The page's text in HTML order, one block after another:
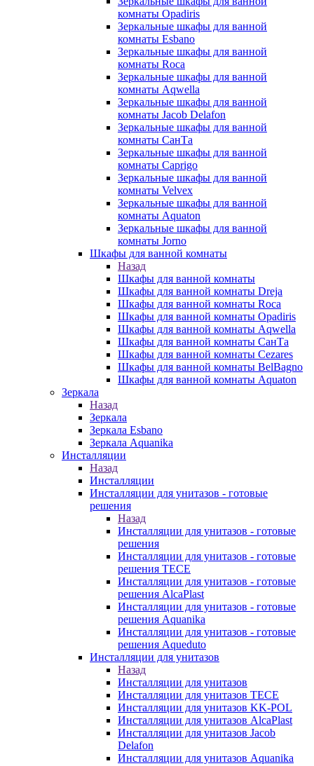
комнаты Opadiris
Зеркальные шкафы для ванной
комнаты Esbano
Зеркальные шкафы для ванной
комнаты Roca
Зеркальные шкафы для ванной
комнаты Aqwella
Зеркальные шкафы для ванной
комнаты Jacob Delafon
Зеркальные шкафы для ванной
комнаты СанТа
Зеркальные шкафы для ванной
комнаты Caprigo
Зеркальные шкафы для ванной
комнаты Velvex
Зеркальные шкафы для ванной
комнаты Aquaton
Зеркальные шкафы для ванной
комнаты Jorno
Шкафы для ванной комнаты
Назад
Шкафы для ванной комнаты
Шкафы для ванной комнаты Dreja
Шкафы для ванной комнаты Roca
Шкафы для ванной комнаты Opadiris
Шкафы для ванной комнаты Aqwella
Шкафы для ванной комнаты СанТа
Шкафы для ванной комнаты Cezares
Шкафы для ванной комнаты BelBagno
Шкафы для ванной комнаты Aquaton
Зеркала
Назад
Зеркала
Зеркала Esbano
Зеркала Aquanika
Инсталляции
Назад
Инсталляции
Инсталляции для унитазов - готовые
решения
Назад
Инсталляции для унитазов - готовые
решения
Инсталляции для унитазов - готовые
решения TECE
Инсталляции для унитазов - готовые
решения AlcaPlast
Инсталляции для унитазов - готовые
решения Aquanika
Инсталляции для унитазов - готовые
решения Aqueduto
Инсталляции для унитазов
Назад
Инсталляции для унитазов
Инсталляции для унитазов TECE
Инсталляции для унитазов KK-POL
Инсталляции для унитазов AlcaPlast
Инсталляции для унитазов Jacob
Delafon
Инсталляции для унитазов Aquanika